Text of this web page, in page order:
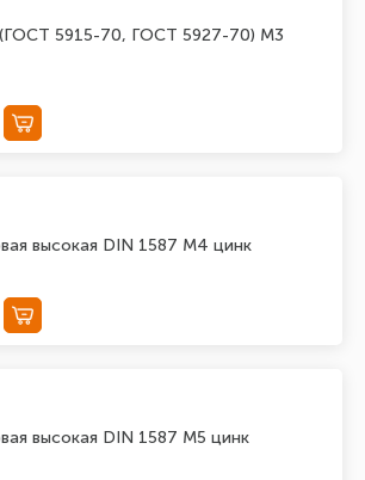
(ГОСТ 5915-70, ГОСТ 5927-70) М3
высокая DIN 1587 М4 цинк
высокая DIN 1587 М5 цинк